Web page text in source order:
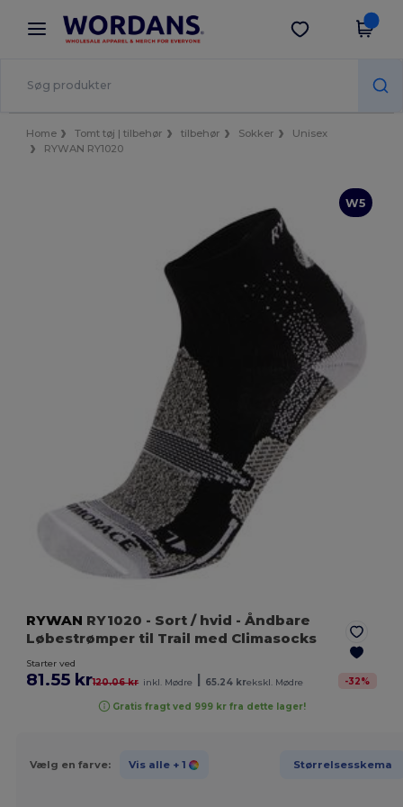
× Wordans-app
Bedre priser i appen!
Hent app
Home Tomt tøj | tilbehør tilbehør Sokker
Unisex
RYWAN RY1020
W5
RYWAN RY1020 - Sort / hvid - Åndbare
Løbestrømper til Trail med Climasocks
Starter ved
81.55 kr120.06 kr inkl. Mødre 65.24 krekskl. Mødre -32%
Gratis fragt ved 999 kr fra dette lager!
Vælg en farve: Vis alle + 1 Størrelsesskema